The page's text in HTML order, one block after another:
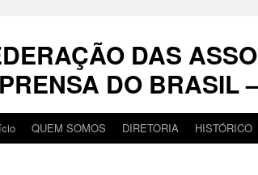
DAS
DO BRASIL
QUEM SOMOS DIRETORIA HISTÓRICO